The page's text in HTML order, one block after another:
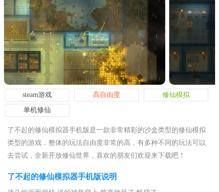
steam游戏 高自由度 修仙模拟
单机修仙
了不起的修仙模拟器手机版是一款非常精彩的沙盒类型的修仙模拟
类型的游戏，整体的玩法自由度非常的高，有多种不同的玩法可以
去尝试，全新开放修仙世界，喜欢的朋友们欢迎来下载吧！
了不起的修仙模拟器手机版说明